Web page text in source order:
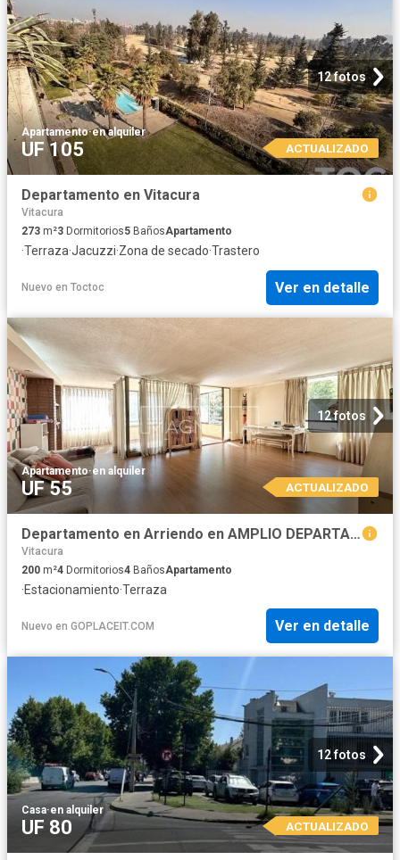
12 fotos
Apartamento·en alquiler
UF 105 ACTUALIZADO
Departamento en Vitacura
Vitacura
273 m²3 Dormitorios5 BañosApartamento
·Terraza·Jacuzzi·Zona de secado·Trastero
Nuevo en Toctoc Ver en detalle
12 fotos
Apartamento·en alquiler
UF 55 ACTUALIZADO
Departamento en Arriendo en AMPLIO DEPARTAMENTO CERCANO A CLUB DE GOLF LOS LEONES, VITACURA
Vitacura
200 m²4 Dormitorios4 BañosApartamento
·Estacionamiento·Terraza
Nuevo en GOPLACEIT.COM Ver en detalle
12 fotos
Casa·en alquiler
UF 80 ACTUALIZADO